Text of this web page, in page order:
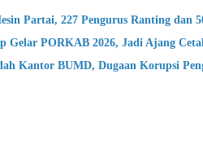
Partai, 227 Pengurus Ranting dan
Gelar PORKAB 2026, Jadi Ajang
Kantor BUMD, Dugaan Korupsi